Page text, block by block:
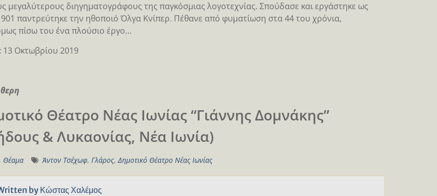
μεγαλύτερους διηγηματογράφους της παγκόσμιας λογοτεχνίας. Σπούδασε και εργάστηκε ως
παντρεύτηκε την ηθοποιό Όλγα Κνίπερ. Πέθανε από φυματίωση στα 44 του χρόνια,
πίσω του ένα πλούσιο έργο…
13 Οκτωβρίου 2019
Θέατρο Νέας Ιωνίας “Γιάννης Δομνάκης”
& Λυκαονίας, Νέα Ιωνία)
Θέαμα Άντον Τσέχωφ, Γλάρος,Δημοτικό Θέατρο Νέας Ιωνίας
by Κώστας Χαλέμος